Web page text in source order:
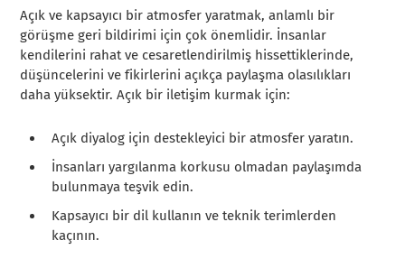
Açık ve kapsayıcı bir atmosfer yaratmak, anlamlı bir
görüşme geri bildirimi için çok önemlidir. İnsanlar
kendilerini rahat ve cesaretlendirilmiş hissettiklerinde,
düşüncelerini ve fikirlerini açıkça paylaşma olasılıkları
daha yüksektir. Açık bir iletişim kurmak için:
Açık diyalog için destekleyici bir atmosfer yaratın.
İnsanları yargılanma korkusu olmadan paylaşımda
bulunmaya teşvik edin.
Kapsayıcı bir dil kullanın ve teknik terimlerden
kaçının.